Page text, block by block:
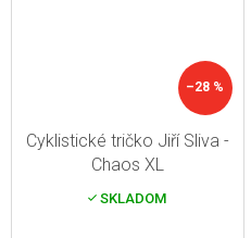
–28 %
Cyklistické tričko Jiří Sliva -
Chaos XL
SKLADOM